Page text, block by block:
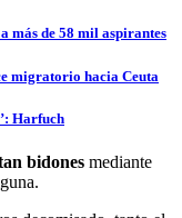
más de 58 mil aspirantes
migratorio hacia Ceuta
Harfuch
bidones mediante